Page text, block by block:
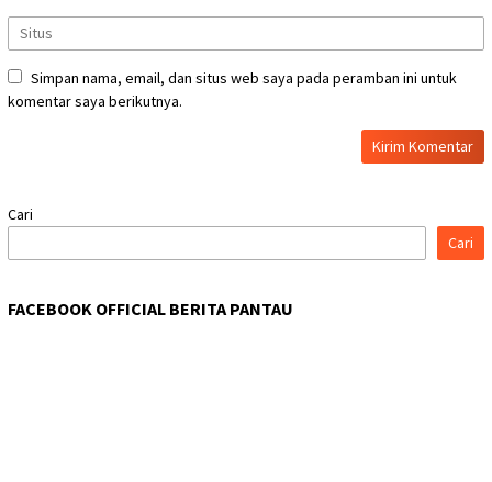
Simpan nama, email, dan situs web saya pada peramban ini untuk
komentar saya berikutnya.
Cari
Cari
FACEBOOK OFFICIAL BERITA PANTAU